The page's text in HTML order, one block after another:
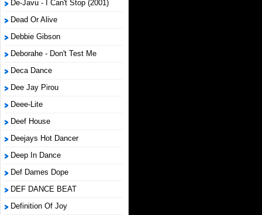
De-Javu - I Can't Stop (2001)
Dead Or Alive
Debbie Gibson
Deborahe - Don't Test Me
Deca Dance
Dee Jay Pirou
Deee-Lite
Deef House
Deejays Hot Dancer
Deep In Dance
Def Dames Dope
DEF DANCE BEAT
Definition Of Joy